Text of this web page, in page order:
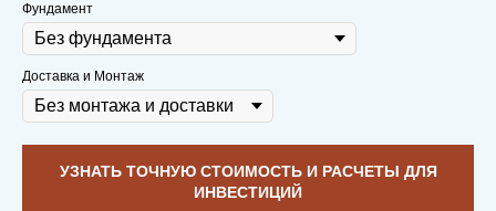
Фундамент
Доставка и Монтаж
УЗНАТЬ ТОЧНУЮ СТОИМОСТЬ И РАСЧЕТЫ ДЛЯ
ИНВЕСТИЦИЙ